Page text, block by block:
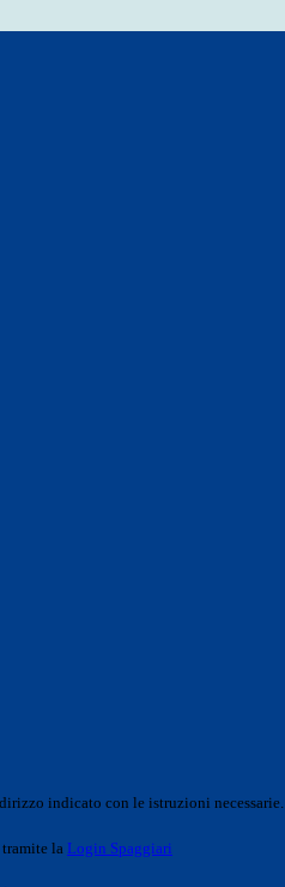
indicato con le istruzioni necessarie.
tramite la Login Spaggiari